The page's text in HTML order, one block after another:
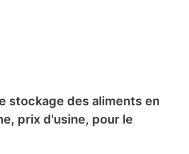
stockage des aliments en
prix d'usine, pour le